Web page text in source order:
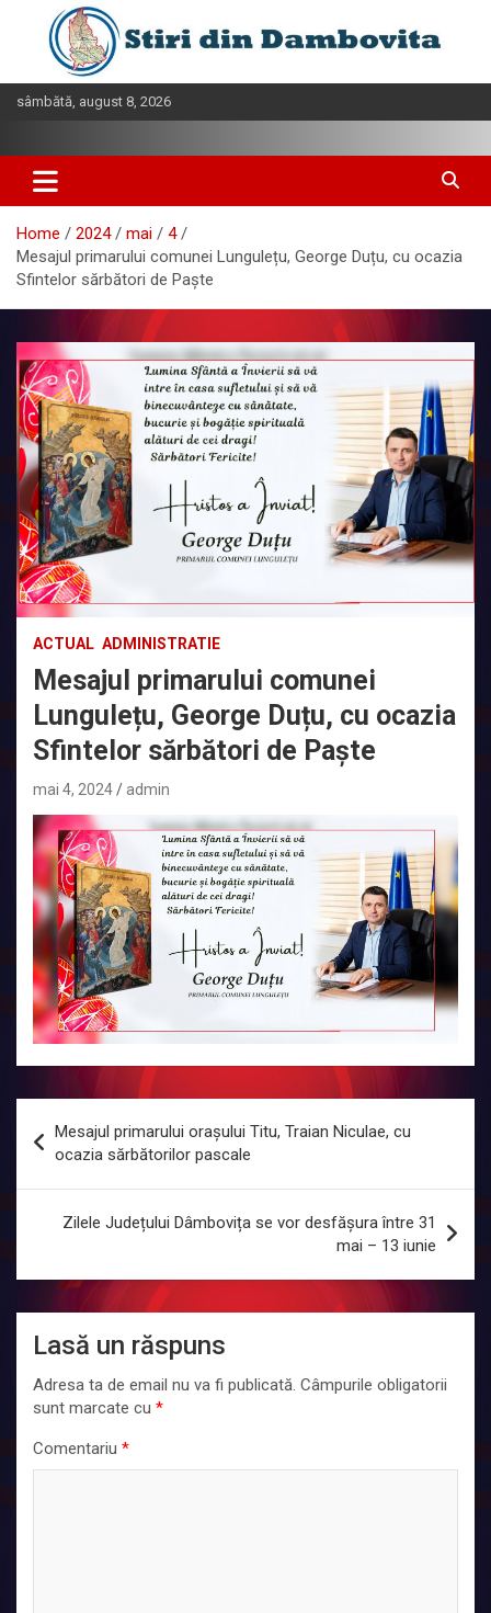
content
sâmbătă, august 8, 2026
Home 2024 mai
4
Mesajul primarului comunei Lungulețu, George Duțu, cu ocazia
Sfintelor sărbători de Paşte
ACTUAL ADMINISTRATIE
Mesajul primarului comunei
Lungulețu, George Duțu, cu ocazia
Sfintelor sărbători de Paşte
mai 4, 2024 admin
în
articole
Mesajul primarului orașului Titu, Traian Niculae, cu
ocazia sărbătorilor pascale
Zilele Județului Dâmbovița se vor desfășura între 31
mai – 13 iunie
Lasă un răspuns
Adresa ta de email nu va fi publicată. Câmpurile obligatorii
sunt marcate cu *
Comentariu *